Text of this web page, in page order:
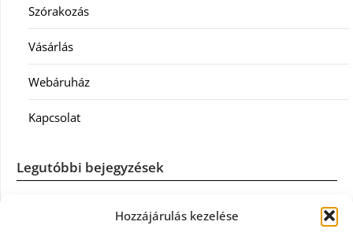
Hozzájárulás kezelése
Szórakozás
Vásárlás
Webáruház
Kapcsolat
Legutóbbi bejegyzések
Casco szélvédőcsere: mikor éri meg a biztosítást igénybe